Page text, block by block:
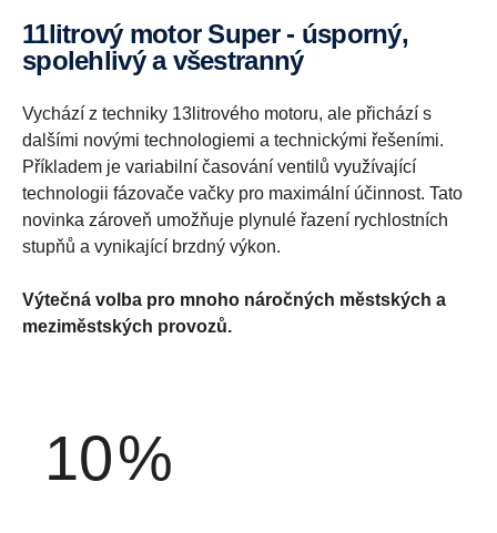
11litrový motor Super - úsporný,
spolehlivý a všestranný
Vychází z techniky 13litrového motoru, ale přichází s
dalšími novými technologiemi a technickými řešeními.
Příkladem je variabilní časování ventilů využívající
technologii fázovače vačky pro maximální účinnost. Tato
novinka zároveň umožňuje plynulé řazení rychlostních
stupňů a vynikající brzdný výkon.
Výtečná volba pro mnoho náročných městských a
meziměstských provozů.
10%